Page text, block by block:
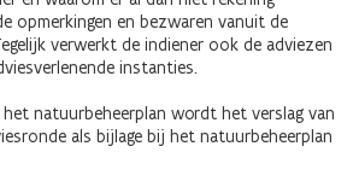
opmerkingen en bezwaren vanuit de
verwerkt de indiener ook de adviezen
instanties.
het natuurbeheerplan wordt het verslag van
als bijlage bij het natuurbeheerplan